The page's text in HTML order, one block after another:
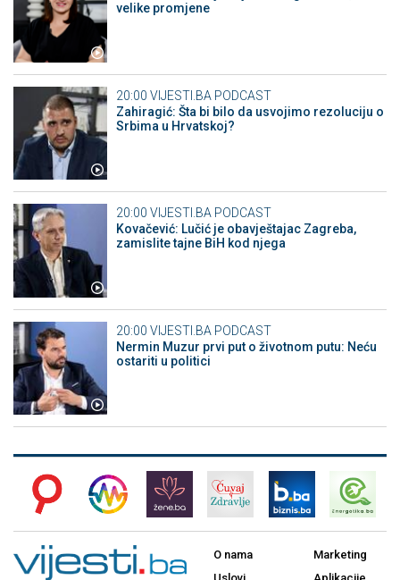
velike promjene
20:00 VIJESTI.BA PODCAST
Zahiragić: Šta bi bilo da usvojimo rezoluciju o
Srbima u Hrvatskoj?
20:00 VIJESTI.BA PODCAST
Kovačević: Lučić je obavještajac Zagreba,
zamislite tajne BiH kod njega
20:00 VIJESTI.BA PODCAST
Nermin Muzur prvi put o životnom putu: Neću
ostariti u politici
O nama
Marketing